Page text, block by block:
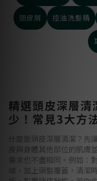
頭皮屑 控油洗髮精
精選頭皮深層清
少！常見3大方
什麼是頭皮深層清潔？
皮與身體其他部位的肌
需求也不盡相同。例如：
域，加上頭髮覆蓋，清潔